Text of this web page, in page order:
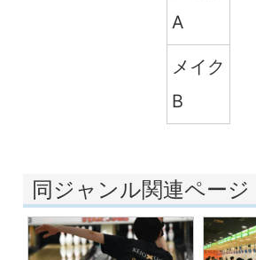
A
メイク
B
同ジャンル関連ページ